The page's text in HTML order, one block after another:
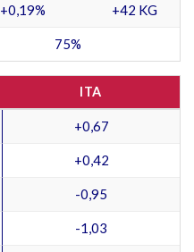
+0,19% +42 KG
75%
ITA
+0,67
+0,42
-0,95
-1,03